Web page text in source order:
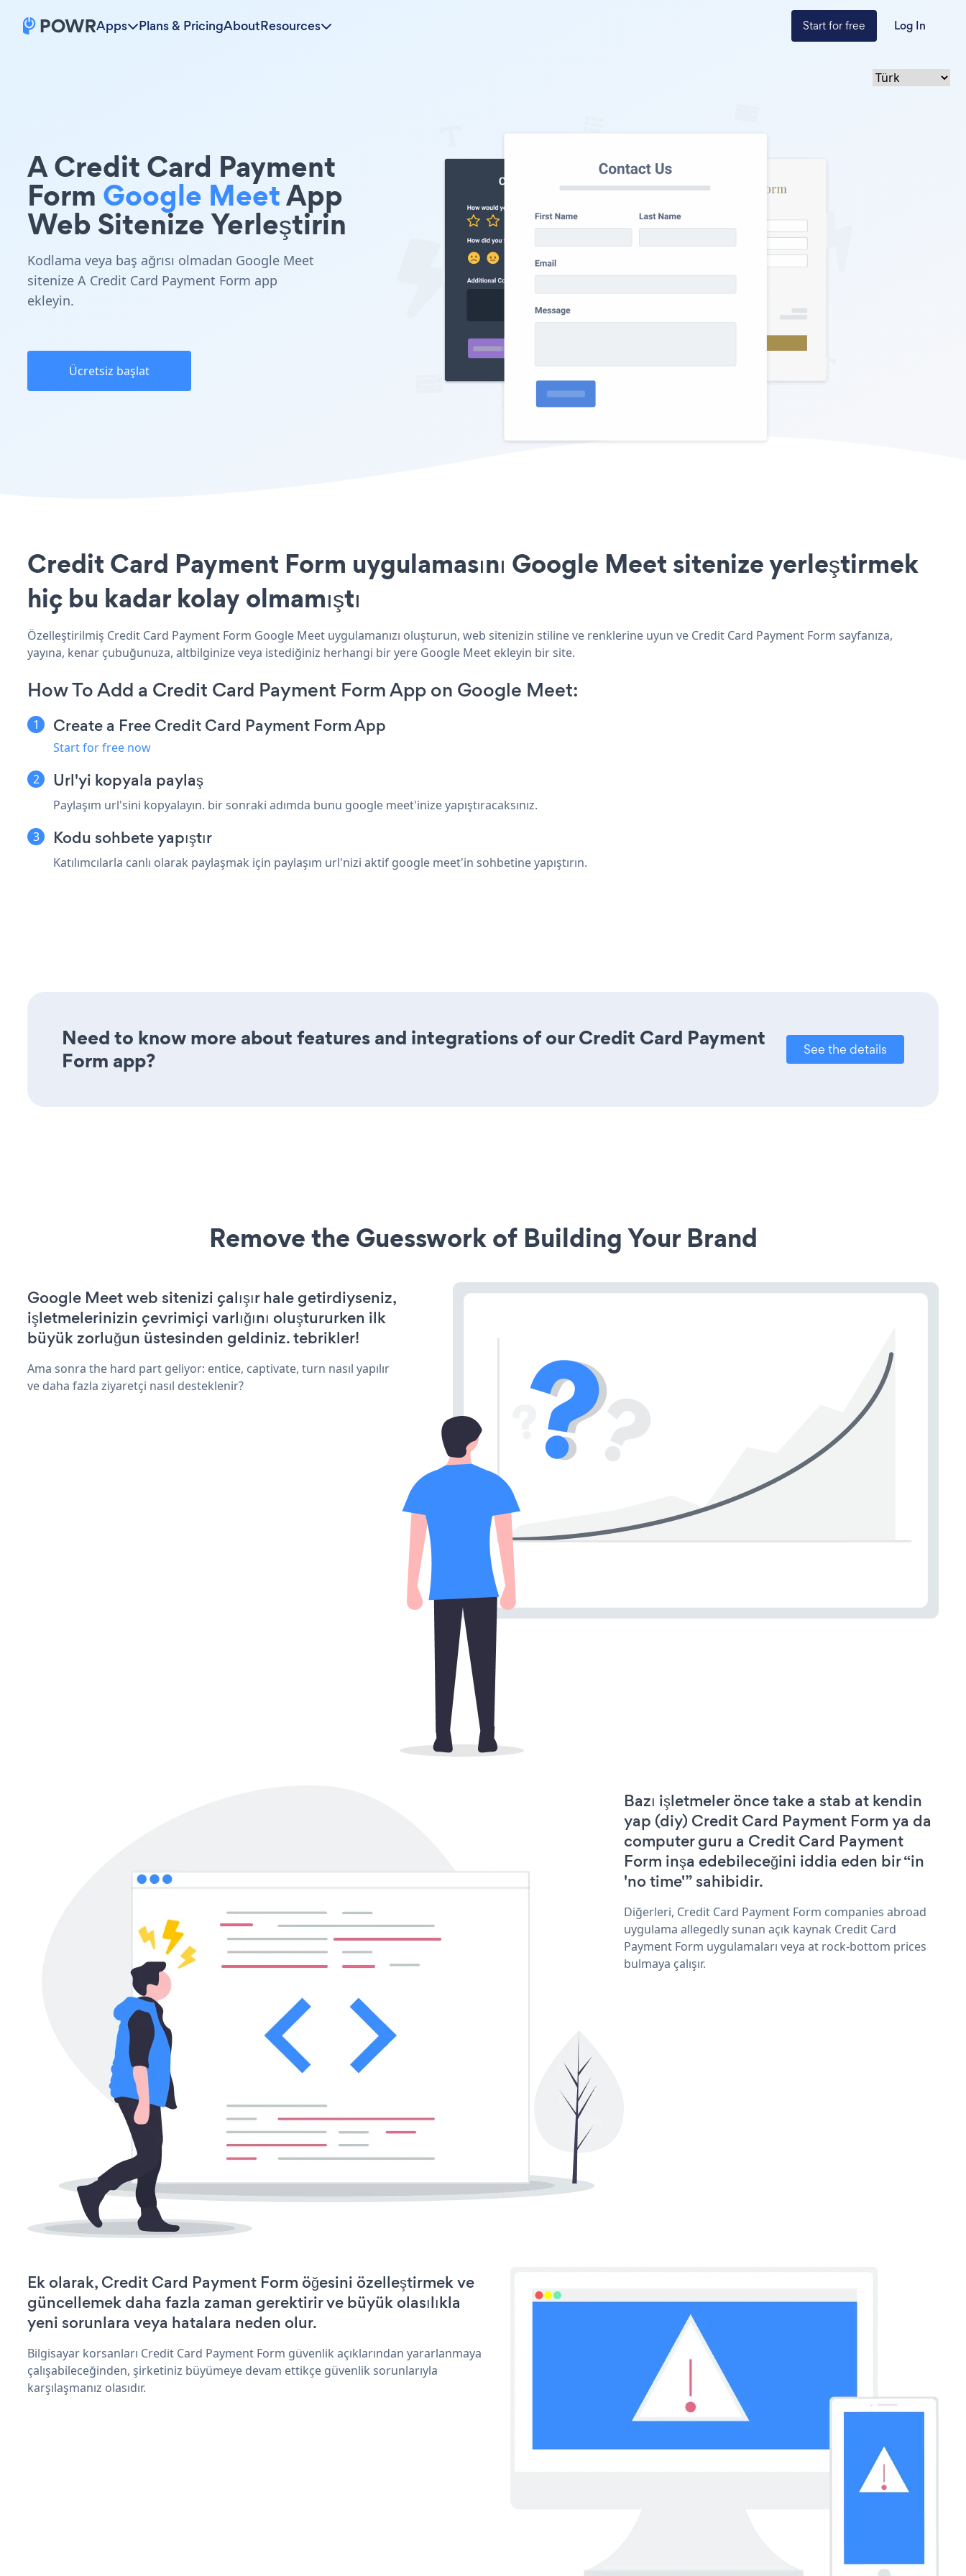
Apps Plans & PricingAboutResources Start for free Log In
A Credit Card Payment
Form Google MeetApp
Web Sitenize Yerleştirin
Kodlama veya baş ağrısı olmadan Google Meet
sitenize A Credit Card Payment Form app
ekleyin.
Ücretsiz başlat
Credit Card Payment Form uygulamasını Google Meet sitenize yerleştirmek
hiç bu kadar kolay olmamıştı
Özelleştirilmiş Credit Card Payment Form Google Meet uygulamanızı oluşturun, web sitenizin stiline ve renklerine uyun ve Credit Card Payment Form sayfanıza,
yayına, kenar çubuğunuza, altbilginize veya istediğiniz herhangi bir yere Google Meet ekleyin bir site.
How To Add a Credit Card Payment Form App on Google Meet:
Create a Free Credit Card Payment Form App
Start for free now
Url'yi kopyala paylaş
Paylaşım url'sini kopyalayın. bir sonraki adımda bunu google meet'inize yapıştıracaksınız.
Kodu sohbete yapıştır
Katılımcılarla canlı olarak paylaşmak için paylaşım url'nizi aktif google meet'in sohbetine yapıştırın.
Need to know more about features and integrations of our Credit Card Payment
Form app?
See the details
Remove the Guesswork of Building Your Brand
Google Meet web sitenizi çalışır hale getirdiyseniz,
işletmelerinizin çevrimiçi varlığını oluştururken ilk
büyük zorluğun üstesinden geldiniz. tebrikler!
Ama sonra the hard part geliyor: entice, captivate, turn nasıl yapılır
ve daha fazla ziyaretçi nasıl desteklenir?
Bazı işletmeler önce take a stab at kendin
yap (diy) Credit Card Payment Form ya da
computer guru a Credit Card Payment
Form inşa edebileceğini iddia eden bir “in
'no time'” sahibidir.
Diğerleri, Credit Card Payment Form companies abroad
uygulama allegedly sunan açık kaynak Credit Card
Payment Form uygulamaları veya at rock-bottom prices
bulmaya çalışır.
Ek olarak, Credit Card Payment Form öğesini özelleştirmek ve
güncellemek daha fazla zaman gerektirir ve büyük olasılıkla
yeni sorunlara veya hatalara neden olur.
Bilgisayar korsanları Credit Card Payment Form güvenlik açıklarından yararlanmaya
çalışabileceğinden, şirketiniz büyümeye devam ettikçe güvenlik sorunlarıyla
karşılaşmanız olasıdır.